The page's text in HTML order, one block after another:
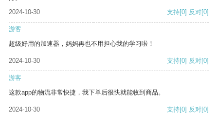
2024-10-30
支持[0] 反对[0]
游客
超级好用的加速器，妈妈再也不用担心我的学习啦！
2024-10-30 支持[0] 反对[0]
游客
这款app的物流非常快捷，我下单后很快就能收到商品。
2024-10-30 支持[0] 反对[0]